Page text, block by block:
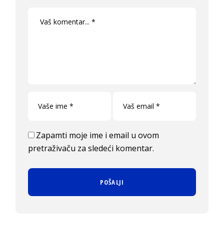
Zapamti moje ime i email u ovom
pretraživaču za sledeći komentar.